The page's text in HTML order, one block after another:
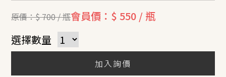
原價：$ 700 / 瓶會員價：$ 550 / 瓶
選擇數量
加入詢價